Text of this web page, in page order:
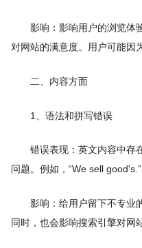
影响：影响用户的浏览体验
对网站的满意度。用户可能因
二、内容方面
1、语法和拼写错误
错误表现：英文内容中存
问题。例如，“We sell
影响：给用户留下不专业的
同时，也会影响搜索引擎对网